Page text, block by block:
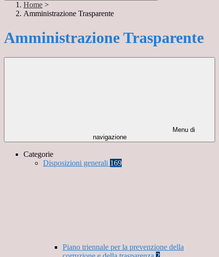
Home >
Amministrazione Trasparente
Amministrazione Trasparente
Menu di
navigazione
Categorie
Disposizioni generali 169
Piano triennale per la prevenzione della